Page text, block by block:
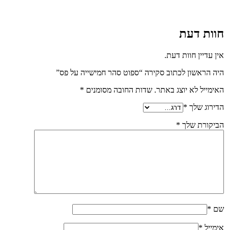
חוות דעת
אין עדיין חוות דעת.
היה הראשון לכתוב סקירה “ספוט סהר חמישייה על פס”
האימייל לא יוצג באתר. שדות החובה מסומנים *
הדירוג שלך *
הביקורת שלך *
שם *
אימייל *